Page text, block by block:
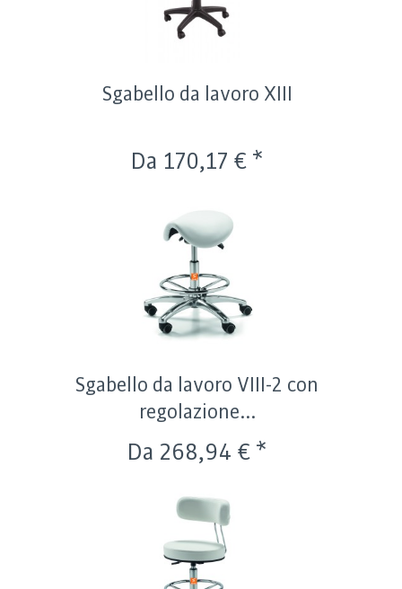
Sgabello da lavoro XIII
Da 170,17 € *
Sgabello da lavoro VIII-2 con
regolazione...
Da 268,94 € *